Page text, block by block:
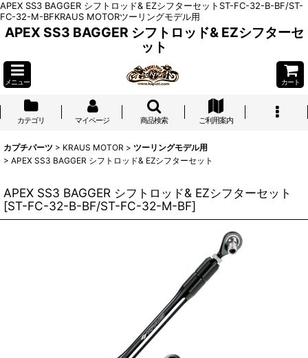
APEX SS3 BAGGER シフトロッド& EZシフターセットST-FC-32-B-BF/ST-
FC-32-M-BFKRAUS MOTORツーリングモデル用
APEX SS3 BAGGER シフトロッド& EZシフターセ
ット
メニュー カート
カテゴリ マイページ 商品検索 ご利用案内
カプチパーツ > KRAUS MOTOR > ツーリングモデル用
> APEX SS3 BAGGER シフトロッド& EZシフターセット
APEX SS3 BAGGER シフトロッド& EZシフターセット
[ST-FC-32-B-BF/ST-FC-32-M-BF]